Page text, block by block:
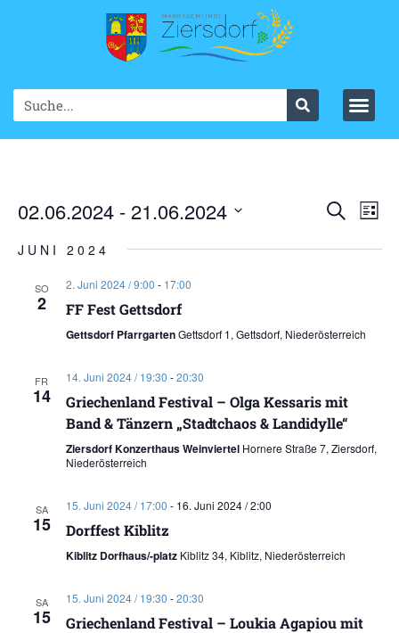
SucheList
02.06.2024 - 21.06.2024
wählen.
JUNI 2024
SO
2
2. Juni 2024 / 9:00 - 17:00
FF Fest Gettsdorf
Gettsdorf PfarrgartenGettsdorf 1, Gettsdorf, Niederösterreich
FR
14
14. Juni 2024 / 19:30 -20:30
Griechenland Festival – Olga Kessaris mit
Band & Tänzern „Stadtchaos & Landidylle“
Ziersdorf Konzerthaus Weinviertel Hornere Straße 7, Ziersdorf,
Niederösterreich
SA
15
15. Juni 2024 / 17:00 - 16. Juni 2024 / 2:00
Dorffest Kiblitz
Kiblitz Dorfhaus/-platz Kiblitz 34, Kiblitz, Niederösterreich
SA
15
15. Juni 2024 / 19:30 -20:30
Griechenland Festival – Loukia Agapiou mit